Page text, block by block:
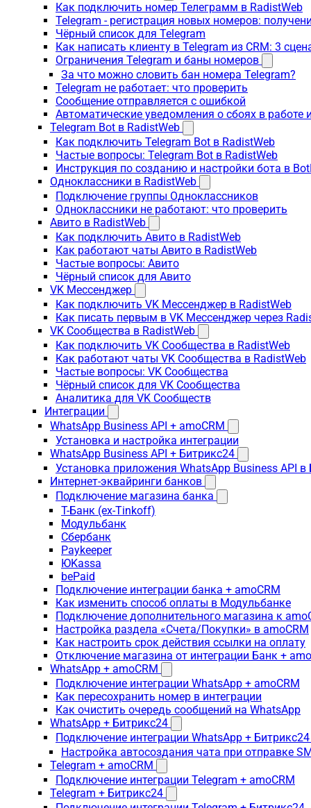
Как подключить номер Телеграмм в RadistWeb
Telegram - регистрация новых номеров:
Чёрный список для Telegram
Как написать клиенту в Telegram из CRM: 3
Ограничения Telegram и баны номеров
За что можно словить бан номера Telegram?
Telegram не работает: что проверить
Сообщение отправляется с ошибкой
Автоматические уведомления о сбоях в работе
Telegram Bot в RadistWeb
Как подключить Telegram Bot в RadistWeb
Частые вопросы: Telegram Bot в RadistWeb
Инструкция по созданию и настройки бота в
Одноклассники в RadistWeb
Подключение группы Одноклассников
Одноклассники не работают: что проверить
Авито в RadistWeb
Как подключить Авито в RadistWeb
Как работают чаты Авито в RadistWeb
Частые вопросы: Авито
Чёрный список для Авито
VK Мессенджер
Как подключить VK Мессенджер в RadistWeb
Как писать первым в VK Мессенджер через
VK Сообщества в RadistWeb
Как подключить VK Сообщества в RadistWeb
Как работают чаты VK Сообщества в RadistWeb
Частые вопросы: VK Сообщества
Чёрный список для VK Сообщества
Аналитика для VK Сообществ
Интеграции
WhatsApp Business API + amoCRM
Установка и настройка интеграции
WhatsApp Business API + Битрикс24
Установка приложения WhatsApp Business API
Интернет-эквайринги банков
Подключение магазина банка
Т-Банк (ex-Tinkoff)
Модульбанк
Сбербанк
Paykeeper
ЮKassa
bePaid
Подключение интеграции банка + amoCRM
Как изменить способ оплаты в Модульбанке
Подключение дополнительного магазина к
Настройка раздела «Счета/Покупки» в amoCRM
Как настроить срок действия ссылки на оплату
Отключение магазина от интеграции Банк +
WhatsApp + amoCRM
Подключение интеграции WhatsApp + amoCRM
Как пересохранить номер в интеграции
Как очистить очередь сообщений на WhatsApp
WhatsApp + Битрикс24
Подключение интеграции WhatsApp + Битрикс24
Настройка автосоздания чата при отправке
Telegram + amoCRM
Подключение интеграции Telegram + amoCRM
Telegram + Битрикс24